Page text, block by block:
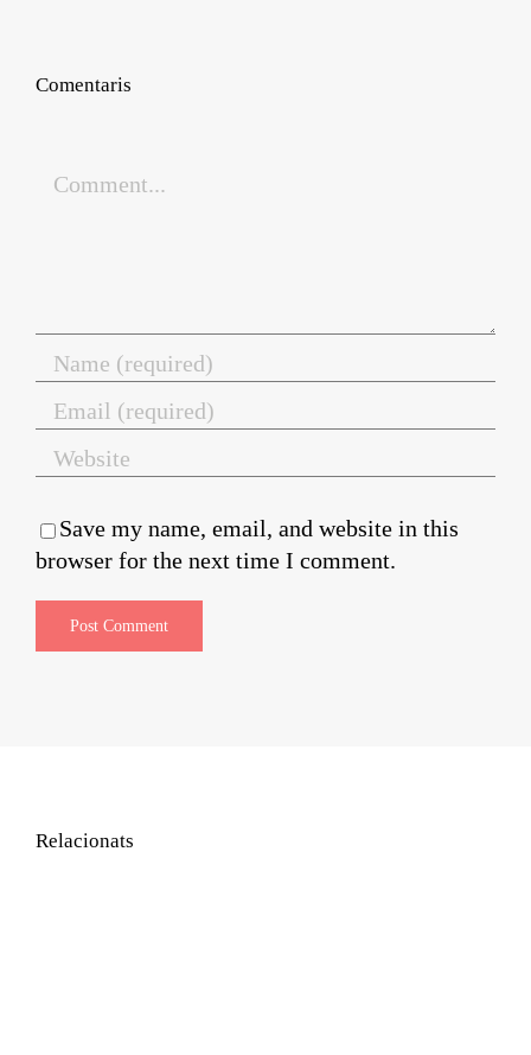
Comentaris
Comment
Save my name, email, and website in this
browser for the next time I comment.
Relacionats